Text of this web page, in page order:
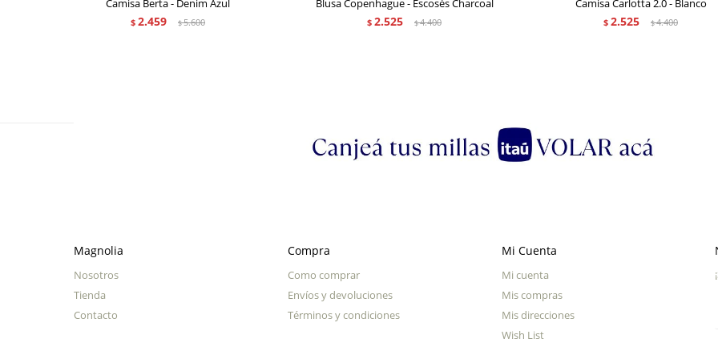
$ 2.459 $5.600 $ 2.525 $4.400 $ 2.525 $4.400
Magnolia
Nosotros
Tienda
Contacto
Compra
Como comprar
Envíos y devoluciones
Términos y condiciones
Mi Cuenta
Mi cuenta
Mis compras
Mis direcciones
Wish List